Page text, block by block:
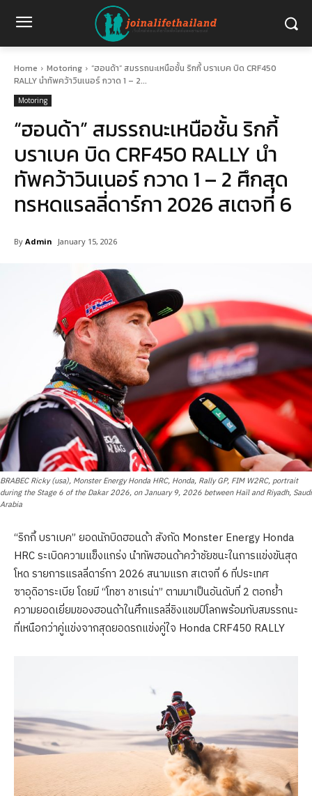
Home Motoring
“ฮอนด้า” สมรรถนะเหนือชั้น ริกกี้ บราเบค บิด CRF450
RALLY นำทัพคว้าวินเนอร์ กวาด 1 – 2...
Motoring
“ฮอนด้า” สมรรถนะเหนือชั้น ริกกี้
บราเบค บิด CRF450 RALLY นำ
ทัพคว้าวินเนอร์ กวาด 1 – 2 ศึกสุด
ทรหดแรลลี่ดาร์กา 2026 สเตจที่ 6
By Admin January 15, 2026
BRABEC Ricky (usa), Monster Energy Honda HRC, Honda, Rally GP, FIM W2RC, portrait
during the Stage 6 of the Dakar 2026, on January 9, 2026 between Haïl and Riyadh, Saudi
Arabia
“ริกกี้ บราเบค” ยอดนักบิดฮอนด้า สังกัด Monster Energy Honda
HRC ระเบิดความแข็งแกร่ง นำทัพฮอนด้าคว้าชัยชนะในการแข่งขันสุด
โหด รายการแรลลี่ดาร์กา 2026 สนามแรก สเตจที่ 6 ที่ประเทศ
ซาอุดิอาระเบีย โดยมี “โทชา ชาเรน่า” ตามมาเป็นอันดับที่ 2 ตอกย้ำ
ความยอดเยี่ยมของฮอนด้าในศึกแรลลี่ชิงแชมป์โลกพร้อมกับสมรรถนะ
ที่เหนือกว่าคู่แข่งจากสุดยอดรถแข่งคู่ใจ Honda CRF450 RALLY